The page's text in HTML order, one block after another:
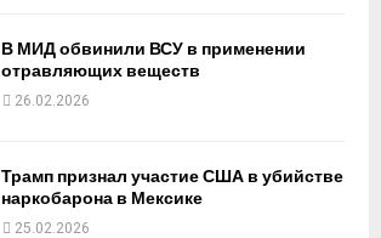
В МИД обвинили ВСУ в применении
отравляющих веществ
26.02.2026
Трамп признал участие США в убийстве
наркобарона в Мексике
25.02.2026